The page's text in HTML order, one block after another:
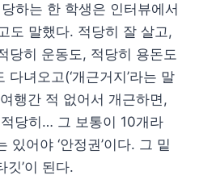
하는 한 학생은 인터뷰에서
도 말했다. 적당히 잘 살고,
당히 운동도, 적당히 용돈도
녀오고(‘개근거지’라는 말
행간 적 없어서 개근하면,
당히… 그 보통이 10개라
어야 ‘안정권’이다. 그 밑
깃’이 된다.